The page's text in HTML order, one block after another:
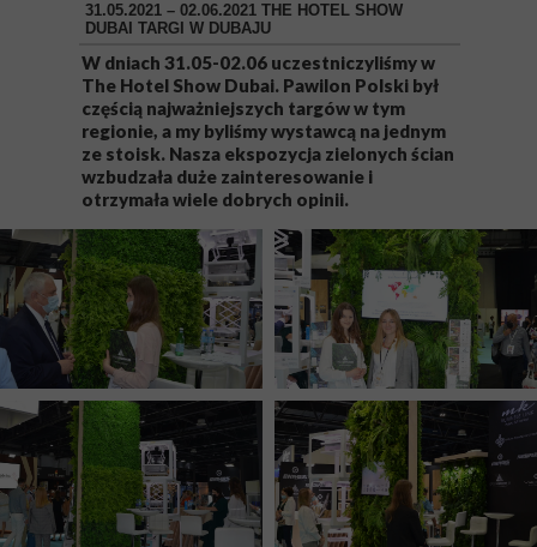
W dniach 31.05-02.06 uczestniczyliśmy w
The Hotel Show Dubai. Pawilon Polski był
częścią najważniejszych targów w tym
regionie, a my byliśmy wystawcą na jednym
ze stoisk. Nasza ekspozycja zielonych ścian
wzbudzała duże zainteresowanie i
otrzymała wiele dobrych opinii.
31.05.2021 – 02.06.2021 THE HOTEL SHOW
DUBAI TARGI W DUBAJU